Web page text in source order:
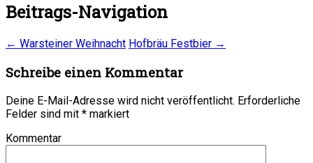
Beitrags-Navigation
← Warsteiner Weihnacht Hofbräu Festbier →
Schreibe einen Kommentar
Deine E-Mail-Adresse wird nicht veröffentlicht. Erforderliche
Felder sind mit * markiert
Kommentar